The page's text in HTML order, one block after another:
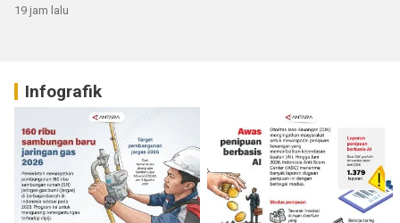
19 jam lalu
Infografik